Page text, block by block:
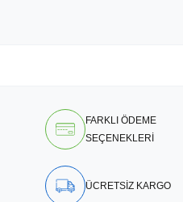
FARKLI ÖDEME
SEÇENEKLERİ
ÜCRETSİZ KARGO